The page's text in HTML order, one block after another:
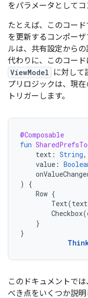
をパラメータとしてコ
たとえば、このコード
を更新するコンポー
ルは、共有設定からの
代わりに、このコー
ViewModel
に対して
プリロジックは、現
トリガーします。
@Composable
fun
text : String,
value :
)
{
Row {
Text(text
Checkbox(
}
}
このドキュメントで
べき点をいくつか説明